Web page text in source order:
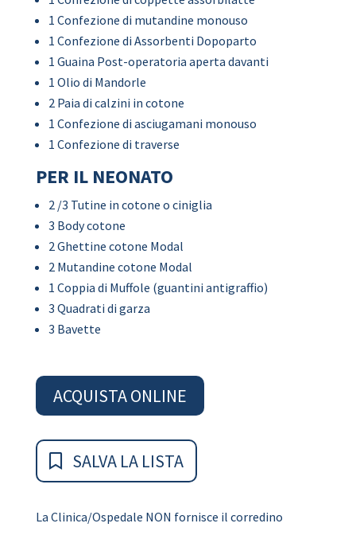
1 Confezione di mutandine monouso
1 Confezione di Assorbenti Dopoparto
1 Guaina Post-operatoria aperta davanti
1 Olio di Mandorle
2 Paia di calzini in cotone
1 Confezione di asciugamani monouso
1 Confezione di traverse
PER IL NEONATO
2 /3 Tutine in cotone o ciniglia
3 Body cotone
2 Ghettine cotone Modal
2 Mutandine cotone Modal
1 Coppia di Muffole (guantini antigraffio)
3 Quadrati di garza
3 Bavette
ACQUISTA ONLINE
SALVA LA LISTA
La Clinica/Ospedale NON fornisce il corredino